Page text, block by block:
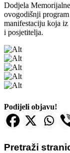
Dodjela
ovogodišnji
manifestaciju koja
i posjetitelja.
Podijeli objavu!
Pretraži